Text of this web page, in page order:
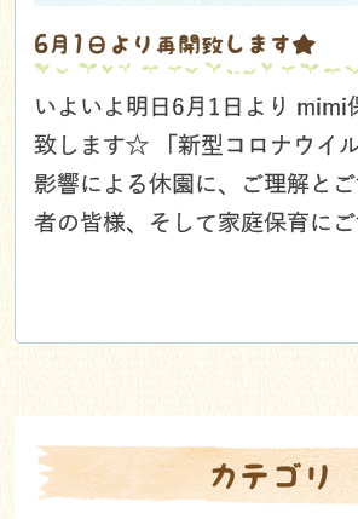
6月1日より再開致します★
いよいよ明日6月1日より mimi
致します☆ 「新型コロナウイ
影響による休園に、ご理解と
者の皆様、そして家庭保育に
カテゴリ